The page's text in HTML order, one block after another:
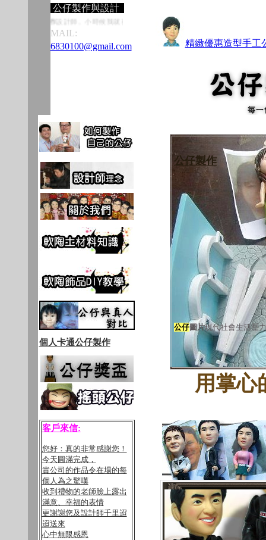
公仔製作與設計
師。小時候我就喜歡捏陶，從看別人在捏 神明公仔開始，我就迷上這有趣的玩泥
MAIL:
6830100@gmail.com
精緻優惠造型手工
個人卡通公仔製作
客戶來信:
您好：真的非常感謝您！
今天圓滿完成，
貴公司的作品令在場的每
個人為之驚嘆
收到禮物的老師臉上露出
滿意、幸福的表情
更謝謝您及設計師千里迢
迢送來
心中無限感恩
公仔製作
公仔圖片現代社會生活壓
用掌心